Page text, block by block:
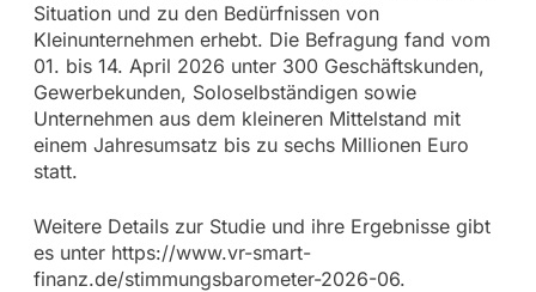
Situation und zu den Bedürfnissen von
Kleinunternehmen erhebt. Die Befragung fand vom
01. bis 14. April 2026 unter 300 Geschäftskunden,
Gewerbekunden, Soloselbständigen sowie
Unternehmen aus dem kleineren Mittelstand mit
einem Jahresumsatz bis zu sechs Millionen Euro
statt.
Weitere Details zur Studie und ihre Ergebnisse gibt
es unter https://www.vr-smart-
finanz.de/stimmungsbarometer-2026-06.